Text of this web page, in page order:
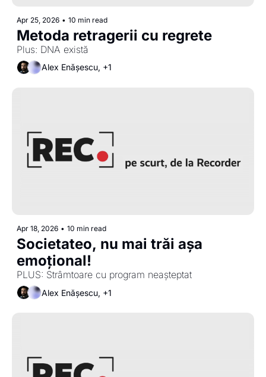
Apr 25, 2026 • 10 min read
Metoda retragerii cu regrete
Alex Enășescu, +1
Apr 18, 2026 • 10 min read
Societateo, nu mai trăi așa
emoțional!
PLUS: Strâmtoare cu program neașteptat
Alex Enășescu, +1